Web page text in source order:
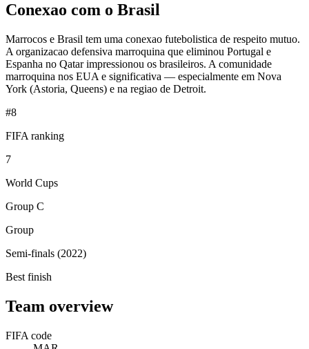
Conexao com o Brasil
Marrocos e Brasil tem uma conexao futebolistica de respeito mutuo.
A organizacao defensiva marroquina que eliminou Portugal e
Espanha no Qatar impressionou os brasileiros. A comunidade
marroquina nos EUA e significativa — especialmente em Nova
York (Astoria, Queens) e na regiao de Detroit.
#8
FIFA ranking
7
World Cups
Group C
Group
Semi-finals (2022)
Best finish
Team overview
FIFA code